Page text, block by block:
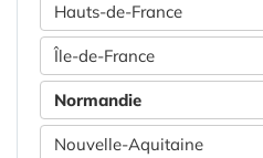
Hauts-de-France
Île-de-France
Normandie
Nouvelle-Aquitaine